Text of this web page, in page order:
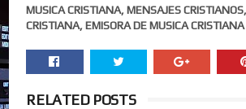
MUSICA CRISTIANA, MENSAJES
CRISTIANA, EMISORA DE MUSICA CRISTIANA
RELATED POSTS